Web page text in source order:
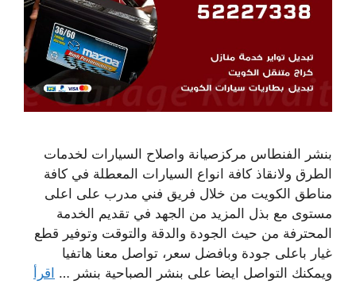
بنشر الفنطاس مركزصيانة واصلاح السيارات لخدمات
الطرق ولانقاذ كافة انواع السيارات المعطلة في كافة
مناطق الكويت من خلال فريق فني مدرب على اعلى
مستوى مع بذل المزيد من الجهد في تقديم الخدمة
المحترفة من حيث الجودة والدقة والتوقت وتوفير قطع
غيار باعلى جودة وبافضل سعر، تواصل معنا هاتفيا
ويمكنك التواصل ايضا على بنشر الصباحية بنشر … اقرأ